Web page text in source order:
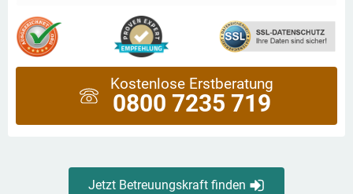
Kostenlose Erstberatung
0800 7235 719
Jetzt Betreuungskraft finden